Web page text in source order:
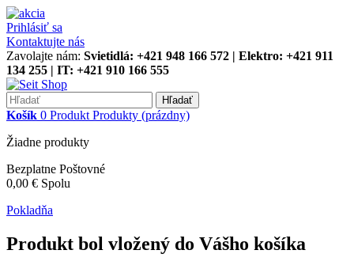
Prihlásiť sa
Kontaktujte nás
Zavolajte nám: Svietidlá: +421 948 166 572 | Elektro: +421 911
134 255 | IT: +421 910 166 555
Hľadať
Košík 0 Produkt Produkty (prázdny)
Žiadne produkty
Bezplatne Poštovné
0,00 € Spolu
Pokladňa
Produkt bol vložený do Vášho košíka